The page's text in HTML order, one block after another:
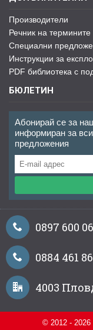
Производители
Речник на термините
Специални
Инструкции за
PDF библиотека с
БЮЛЕТИН
Абонирай се за
информиран за
предложения
0897 600
0884 461
4003
© 2012 - 2026